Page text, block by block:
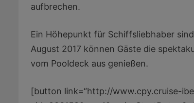
aufbrechen.
Ein Höhepunkt für Schiffsliebhaber
August 2017 können Gäste die
vom Pooldeck aus genießen.
[button link=“http://www.cpy.cruise-